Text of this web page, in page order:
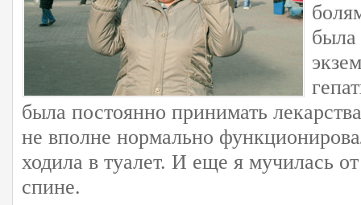
была
была постоянно принимать
не вполне нормально
ходила в туалет. И еще я мучилась
спине.